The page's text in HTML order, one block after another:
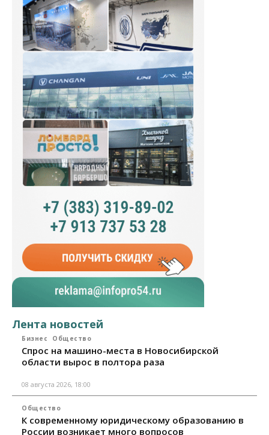
Лента новостей
Бизнес Общество
Спрос на машино-места в Новосибирской
области вырос в полтора раза
08 августа 2026, 18:00
Общество
К современному юридическому образованию в
России возникает много вопросов